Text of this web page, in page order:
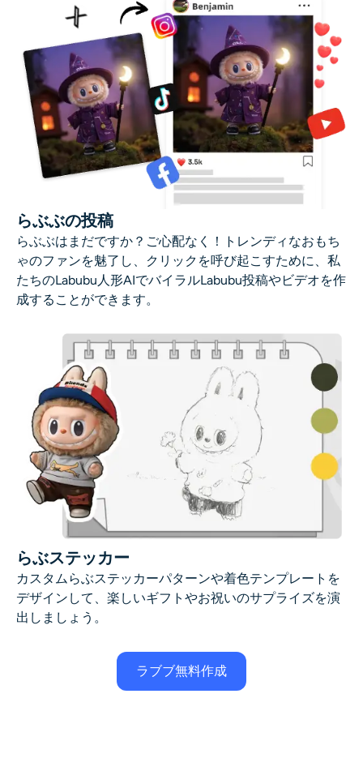
らぶぶの投稿
らぶぶはまだですか？ご心配なく！トレンディなおもち
ゃのファンを魅了し、クリックを呼び起こすために、私
たちのLabubu人形AIでバイラルLabubu投稿やビデオを作
成することができます。
らぶステッカー
カスタムらぶステッカーパターンや着色テンプレートを
デザインして、楽しいギフトやお祝いのサプライズを演
出しましょう。
ラブブ無料作成